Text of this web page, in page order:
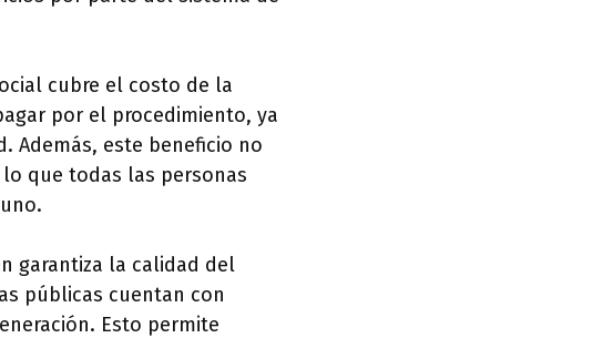
cubre el costo de la
por el procedimiento, ya
Además, este beneficio no
que todas las personas
garantiza la calidad del
públicas cuentan con
Esto permite